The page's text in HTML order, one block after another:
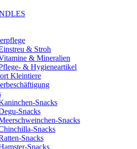
& Stroh
& Mineralien
& Hygieneartikel
Kleintiere
Snacks
Snacks
Snacks
Snacks
Snacks
Snacks